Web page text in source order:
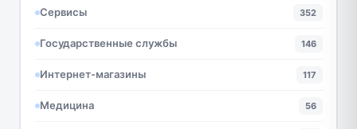
Сервисы 352
Государственные службы 146
Интернет-магазины 117
Медицина 56